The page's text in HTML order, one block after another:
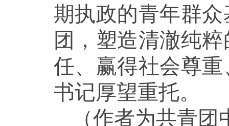
期执政的青年群
团，塑造清澈纯
任、赢得社会尊
书记厚望重托。
（作者为共青